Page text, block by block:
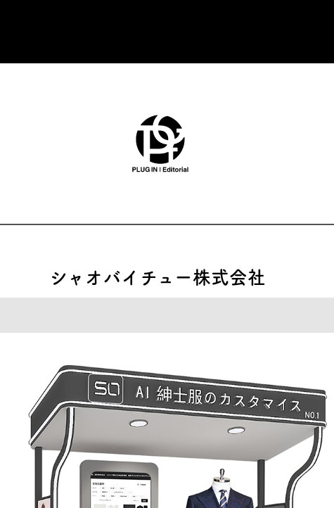
シャオバイチュー株式会社